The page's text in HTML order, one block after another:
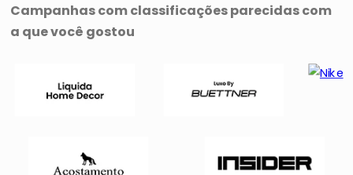
Campanhas com classificações parecidas com
a que você gostou